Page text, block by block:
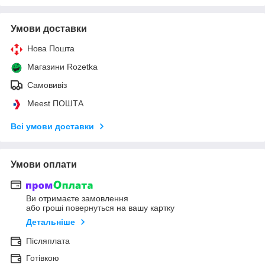
Умови доставки
Нова Пошта
Магазини Rozetka
Самовивіз
Meest ПОШТА
Всі умови доставки
Умови оплати
Ви отримаєте замовлення
або гроші повернуться на вашу картку
Детальніше
Післяплата
Готівкою